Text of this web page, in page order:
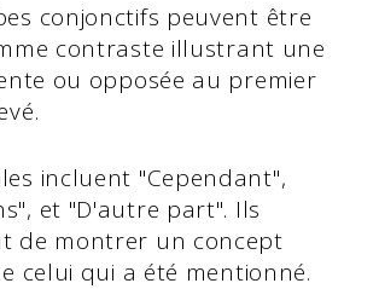
conjonctifs peuvent être
contraste illustrant une
ou opposée au premier
incluent "Cependant",
et "D'autre part". Ils
de montrer un concept
celui qui a été mentionné.